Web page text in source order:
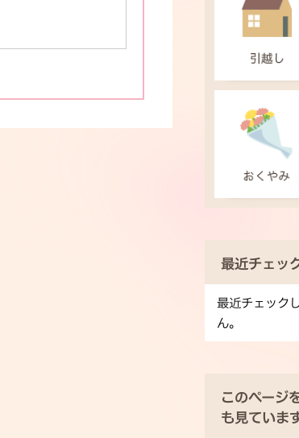
最近チェッ
最近チェック
ん。
このページ
も見ていま